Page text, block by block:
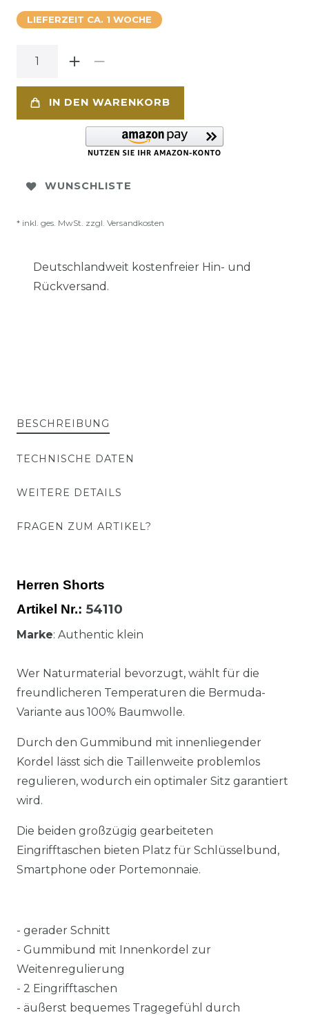
LIEFERZEIT CA. 1 WOCHE
IN DEN WARENKORB
WUNSCHLISTE
* inkl. ges. MwSt. zzgl. Versandkosten
Deutschlandweit kostenfreier Hin- und
Rückversand.
BESCHREIBUNG
TECHNISCHE DATEN
WEITERE DETAILS
FRAGEN ZUM ARTIKEL?
Herren Shorts
Artikel Nr.: 54110
Marke: Authentic klein
Wer Naturmaterial bevorzugt, wählt für die
freundlicheren Temperaturen die Bermuda-
Variante aus 100% Baumwolle.
Durch den Gummibund mit innenliegender
Kordel lässt sich die Taillenweite problemlos
regulieren, wodurch ein optimaler Sitz garantiert
wird.
Die beiden großzügig gearbeiteten
Eingrifftaschen bieten Platz für Schlüsselbund,
Smartphone oder Portemonnaie.
- gerader Schnitt
- Gummibund mit Innenkordel zur
Weitenregulierung
- 2 Eingrifftaschen
- äußerst bequemes Tragegefühl durch